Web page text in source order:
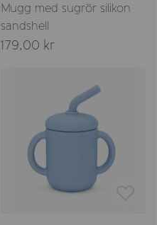
Mugg med sugrör silikon
sandshell
179,00 kr